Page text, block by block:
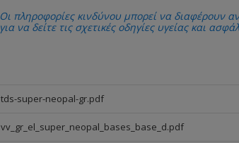
Οι πληροφορίες κινδύνου μπορεί να διαφέρουν
για να δείτε τις σχετικές οδηγίες υγείας και
tds-super-neopal-gr.pdf
vv_gr_el_super_neopal_bases_base_d.pdf